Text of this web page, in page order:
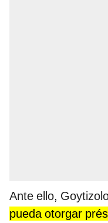
Ante ello,
pueda otorgar